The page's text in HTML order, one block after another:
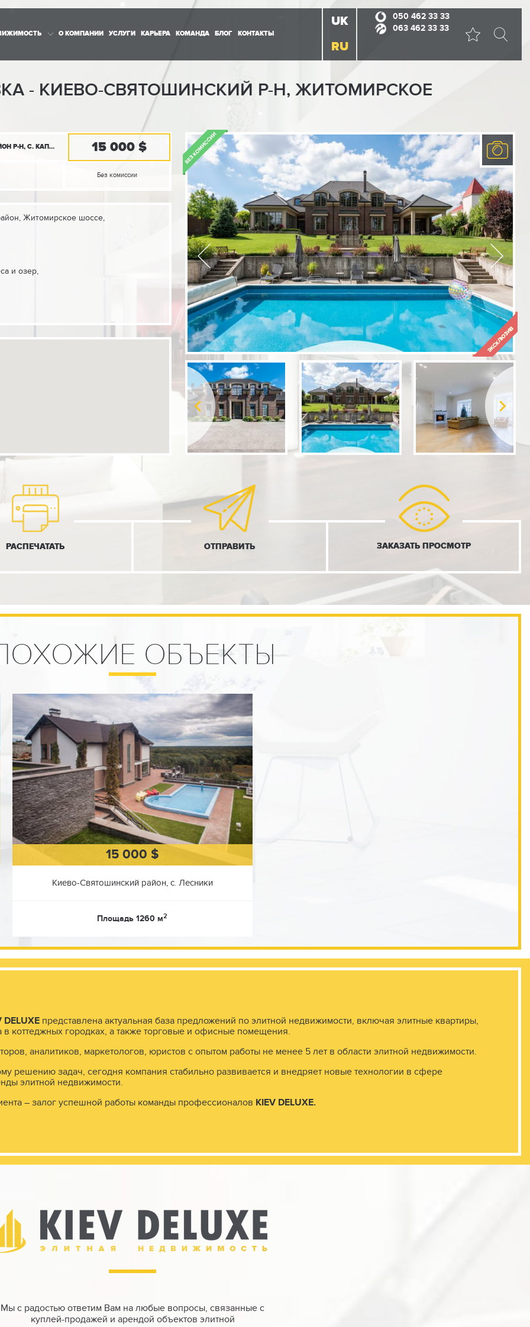
О КОМПАНИИ УСЛУГИ КАРЬЕРА КОМАНДА БЛОГ КОНТАКТЫ
UK
RU
050 462 33 33
063 462 33 33
- КИЕВО-СВЯТОШИНСКИЙ Р-Н, ЖИТОМИРСКОЕ
КИЕВСКАЯ ОБЛ., КИЕВО-СВЯТОШИНСКИЙ РАЙОН Р-Н, С. КАПИТАНОВКА 15 000 $
Без комиссии
Previous
Житомирское шоссе,
среди леса и озер,
этого дома является
решение загородной
жизни.
растений подчеркивает
дома.
лавандой и гортензией.
и
выходе с рабочей кухни,
стен в поперечном сечении имеет
выполнен из металла.
Wilo (Германия)
срок эксплуатации - 50 лет
компании Little Green.
по индивидуальным лекалам, в
РАСПЕЧАТАТЬ ОТПРАВИТЬ ЗАКАЗАТЬ ПРОСМОТР
ОБЪЕКТЫ
15 000 $
Киево-Святошинский район, с. Лесники
Площадь 1260 м2
DELUXE представлена актуальная база предложений по элитной недвижимости, включая элитные квартиры,
в коттеджных городках, а также торговые и офисные помещения.
аналитиков, маркетологов, юристов с опытом работы не менее 5 лет в области элитной недвижимости.
решению задач, сегодня компания стабильно развивается и внедряет новые технологии в сфере
элитной недвижимости.
– залог успешной работы команды профессионалов KIEV DELUXE.
Мы с радостью ответим Вам на любые вопросы, связанные с
куплей-продажей и арендой объектов элитной